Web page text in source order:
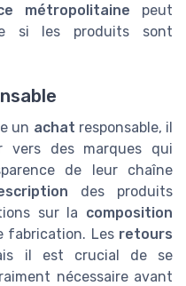
métropolitaine peut
si les produits sont
un achat responsable, il
vers des marques qui
de leur chaîne
des produits
sur la composition
fabrication. Les retours
il est crucial de se
nécessaire avant